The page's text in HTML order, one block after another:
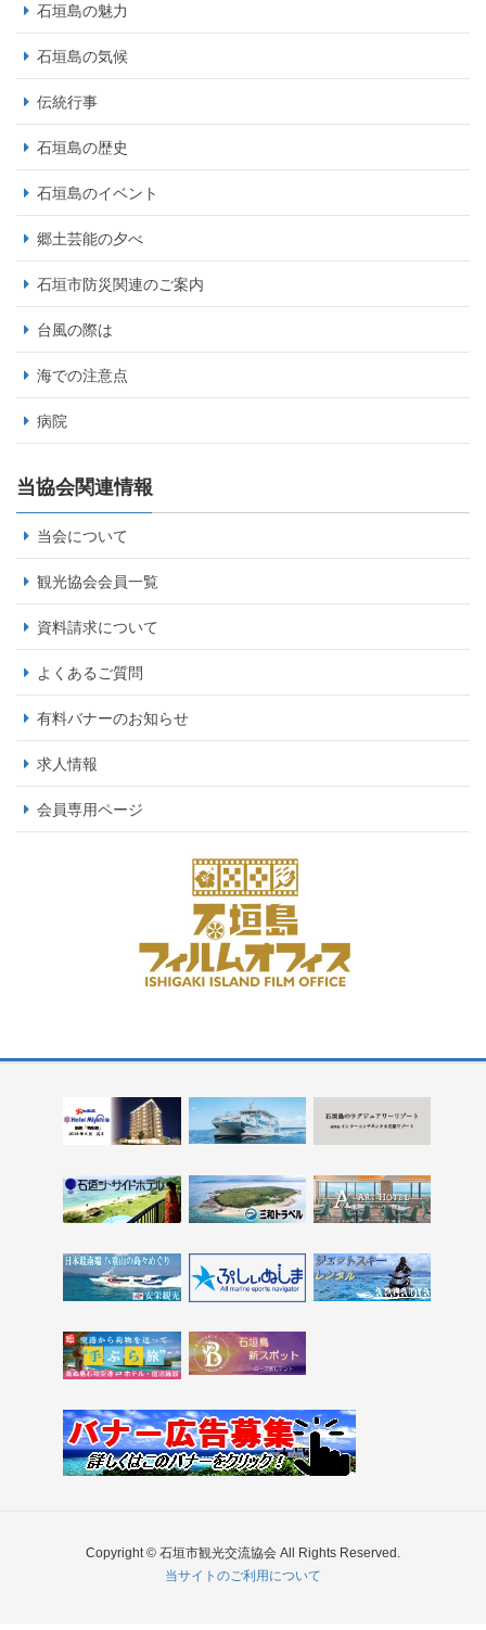
石垣島の魅力
石垣島の気候
伝統行事
石垣島の歴史
石垣島のイベント
郷土芸能の夕べ
石垣市防災関連のご案内
台風の際は
海での注意点
病院
当協会関連情報
当会について
観光協会会員一覧
資料請求について
よくあるご質問
有料バナーのお知らせ
求人情報
会員専用ページ
Copyright © 石垣市観光交流協会 All Rights Reserved.
当サイトのご利用について